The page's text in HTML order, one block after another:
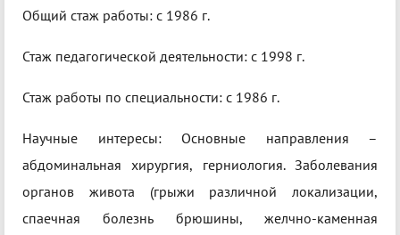
Общий стаж работы: с 1986 г.
Стаж педагогической деятельности: с 1998 г.
Стаж работы по специальности: с 1986 г.
Научные интересы: Основные направления –
абдоминальная хирургия, герниология. Заболевания
органов живота (грыжи различной локализации,
спаечная болезнь брюшины, желчно-каменная